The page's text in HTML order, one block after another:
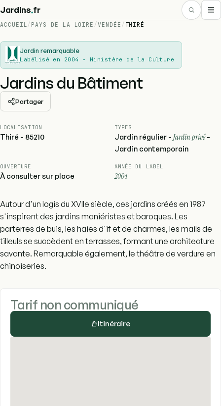
Jardins.fr
ACCUEIL/ PAYS DE LA LOIRE /VENDÉE / THIRÉ
Jardin remarquable
Labélisé en 2004 - Ministère de la Culture
Jardins du Bâtiment
Partager
LOCALISATION
Thiré - 85210
TYPES
Jardin régulier - Jardin privé-
Jardin contemporain
OUVERTURE
À consulter sur place
ANNÉE DU LABEL
2004
Autour d'un logis du XVIIe siècle, ces jardins créés en 1987
s'inspirent des jardins maniéristes et baroques. Les
parterres de buis, les haies d'if et de charmes, les mails de
tilleuls se succèdent en terrasses, formant une architecture
savante. Remarquable également, le théâtre de verdure en
chinoiseries.
Tarif non communiqué
Itinéraire